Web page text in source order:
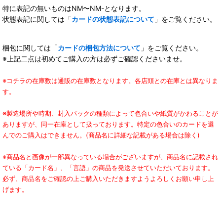
特に表記の無いものはNM〜NM-となります。
状態表記に関しては「カードの状態表記について 」をご覧ください。
梱包に関しては「カードの梱包方法について 」をご覧ください。
※上記二点は初めてご購入の方は必ずご確認くださいませ。
※コチラの在庫数は通販の在庫数となります。各店頭との在庫とは異なりま
す。
※製造場所や時期、封入パックの種類によって色合いや紙質がかわることが
ありますが、同一在庫として扱っております。特定の色合いのカードを選
んでのご購入はできません。(商品名に詳細な記載がある場合は除く)
※商品名と画像が一部異なっている場合がございますが、商品名に記載され
ている「カード名」、「言語」の商品を発送させていただいております。
必ず、商品名をご確認の上ご購入いただきますようよろしくお願い申し上
げます。